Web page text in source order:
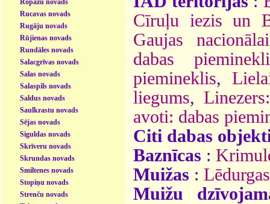
Ropažu novads
Rucavas novads
Rugāju novads
Rūjienas novads
Rundāles novads
Salacgrīvas novads
Salas novads
Salaspils novads
Saldus novads
Saulkrastu novads
Sējas novads
Siguldas novads
Skrīveru novads
Skrundas novads
Smiltenes novads
Stopiņu novads
Strenču novads
Cīruļu iezis un
Gaujas
dabas
piemineklis,
liegums,
avoti: dabas
Citi dabas
Baznīcas :
Muižas :
Muižu